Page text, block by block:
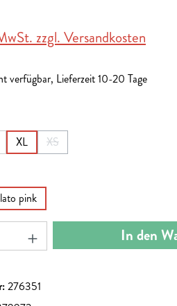
zzgl. Versandkosten
verfügbar, Lieferzeit 10-20 Tage
XL XS
(Diese Option ist zurzeit nicht
pink
Gib den In den
276351